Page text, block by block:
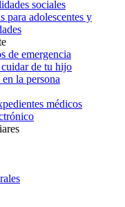
sociales
para adolescentes y
de emergencia
de tu hijo
la persona
médicos